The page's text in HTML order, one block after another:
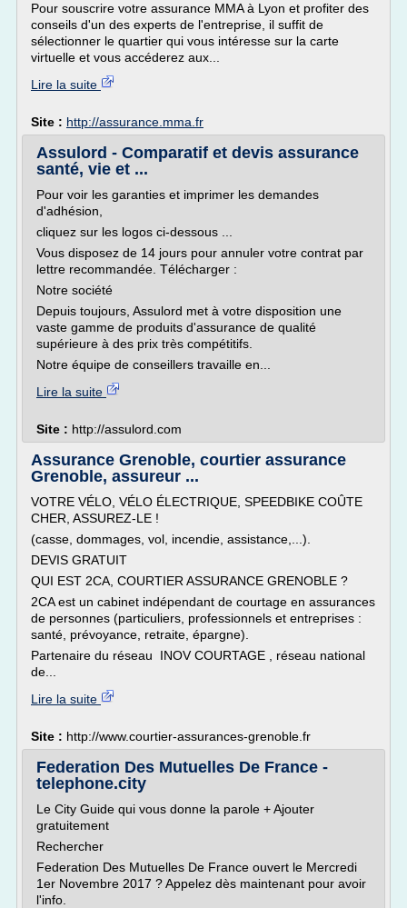
Pour souscrire votre assurance MMA à Lyon et profiter des
conseils d'un des experts de l'entreprise, il suffit de
sélectionner le quartier qui vous intéresse sur la carte
virtuelle et vous accéderez aux...
Lire la suite
Site : http://assurance.mma.fr
Assulord - Comparatif et devis assurance
santé, vie et ...
Pour voir les garanties et imprimer les demandes
d'adhésion,
cliquez sur les logos ci-dessous ...
Vous disposez de 14 jours pour annuler votre contrat par
lettre recommandée. Télécharger :
Notre société
Depuis toujours, Assulord met à votre disposition une
vaste gamme de produits d'assurance de qualité
supérieure à des prix très compétitifs.
Notre équipe de conseillers travaille en...
Lire la suite
Site : http://assulord.com
Assurance Grenoble, courtier assurance
Grenoble, assureur ...
VOTRE VÉLO, VÉLO ÉLECTRIQUE, SPEEDBIKE COÛTE
CHER, ASSUREZ-LE !
(casse, dommages, vol, incendie, assistance,...).
DEVIS GRATUIT
QUI EST 2CA, COURTIER ASSURANCE GRENOBLE ?
2CA est un cabinet indépendant de courtage en assurances
de personnes (particuliers, professionnels et entreprises :
santé, prévoyance, retraite, épargne).
Partenaire du réseau INOV COURTAGE , réseau national
de...
Lire la suite
Site : http://www.courtier-assurances-grenoble.fr
Federation Des Mutuelles De France -
telephone.city
Le City Guide qui vous donne la parole + Ajouter
gratuitement
Rechercher
Federation Des Mutuelles De France ouvert le Mercredi
1er Novembre 2017 ? Appelez dès maintenant pour avoir
l'info.